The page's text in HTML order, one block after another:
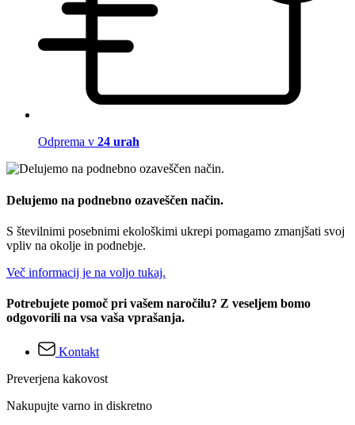
Odprema v 24 urah
Delujemo na podnebno ozaveščen način.
S številnimi posebnimi ekološkimi ukrepi pomagamo zmanjšati svoj
vpliv na okolje in podnebje.
Več informacij je na voljo tukaj.
Potrebujete pomoč pri vašem naročilu? Z veseljem bomo
odgovorili na vsa vaša vprašanja.
Kontakt
Preverjena kakovost
Nakupujte varno in diskretno